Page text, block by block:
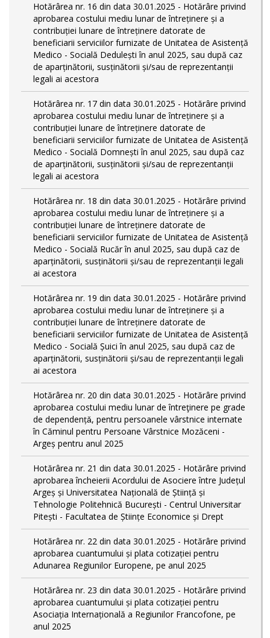
Hotărârea nr. 16 din data 30.01.2025 - Hotărâre privind
aprobarea costului mediu lunar de întreținere și a
contribuției lunare de întreținere datorate de
beneficiarii serviciilor furnizate de Unitatea de Asistență
Medico - Socială Dedulești în anul 2025, sau după caz
de aparținătorii, susținătorii și/sau de reprezentanții
legali ai acestora
Hotărârea nr. 17 din data 30.01.2025 - Hotărâre privind
aprobarea costului mediu lunar de întreținere și a
contribuției lunare de întreținere datorate de
beneficiarii serviciilor furnizate de Unitatea de Asistență
Medico - Socială Domnești în anul 2025, sau după caz
de aparținătorii, susținătorii și/sau de reprezentanții
legali ai acestora
Hotărârea nr. 18 din data 30.01.2025 - Hotărâre privind
aprobarea costului mediu lunar de întreținere și a
contribuției lunare de întreținere datorate de
beneficiarii serviciilor furnizate de Unitatea de Asistență
Medico - Socială Rucăr în anul 2025, sau după caz de
aparținătorii, susținătorii și/sau de reprezentanții legali
ai acestora
Hotărârea nr. 19 din data 30.01.2025 - Hotărâre privind
aprobarea costului mediu lunar de întreținere și a
contribuției lunare de întreținere datorate de
beneficiarii serviciilor furnizate de Unitatea de Asistență
Medico - Socială Șuici în anul 2025, sau după caz de
aparținătorii, susținătorii și/sau de reprezentanții legali
ai acestora
Hotărârea nr. 20 din data 30.01.2025 - Hotărâre privind
aprobarea costului mediu lunar de întreţinere pe grade
de dependențǎ, pentru persoanele vârstnice internate
în Căminul pentru Persoane Vârstnice Mozăceni -
Argeș pentru anul 2025
Hotărârea nr. 21 din data 30.01.2025 - Hotărâre privind
aprobarea încheierii Acordului de Asociere între Județul
Argeș și Universitatea Națională de Știință și
Tehnologie Politehnică București - Centrul Universitar
Pitești - Facultatea de Științe Economice și Drept
Hotărârea nr. 22 din data 30.01.2025 - Hotărâre privind
aprobarea cuantumului și plata cotizației pentru
Adunarea Regiunilor Europene, pe anul 2025
Hotărârea nr. 23 din data 30.01.2025 - Hotărâre privind
aprobarea cuantumului și plata cotizației pentru
Asociația Internațională a Regiunilor Francofone, pe
anul 2025